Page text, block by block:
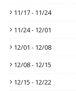
11/17 - 11/24
11/24 - 12/01
12/01 - 12/08
12/08 - 12/15
12/15 - 12/22